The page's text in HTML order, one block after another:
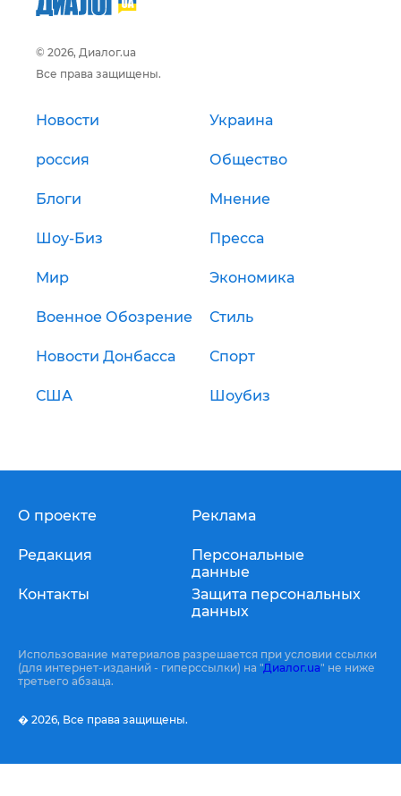
© 2026, Диалог.ua
Все права защищены.
Новости Украина
россия Общество
Блоги Мнение
Шоу-Биз Пресса
Мир Экономика
Военное Обозрение Стиль
Новости Донбасса Спорт
США Шоубиз
О проекте
Редакция
Контакты
Реклама
Персональные
данные
Защита персональных
данных
Использование материалов разрешается при условии ссылки
(для интернет-изданий - гиперссылки) на "Диалог.ua" не ниже
третьего абзаца.
� 2026, Все права защищены.